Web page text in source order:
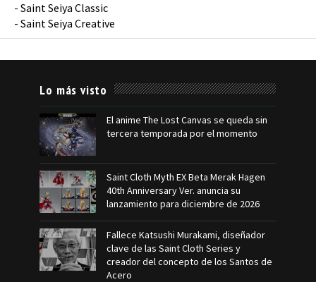
- Saint Seiya Classic
- Saint Seiya Creative
Lo más visto
El anime The Lost Canvas se queda sin
tercera temporada por el momento
Saint Cloth Myth EX Beta Merak Hagen
40th Anniversary Ver. anuncia su
lanzamiento para diciembre de 2026
Fallece Katsushi Murakami, diseñador
clave de las Saint Cloth Series y
creador del concepto de los Santos de
Acero